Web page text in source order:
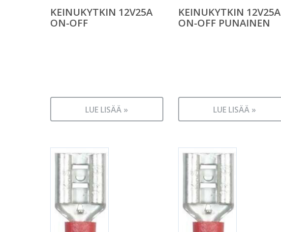
KEINUKYTKIN 12V25A
ON-OFF
LUE LISÄÄ »
KEINUKYTKIN 12V25A
ON-OFF PUNAINEN
LUE LISÄÄ »